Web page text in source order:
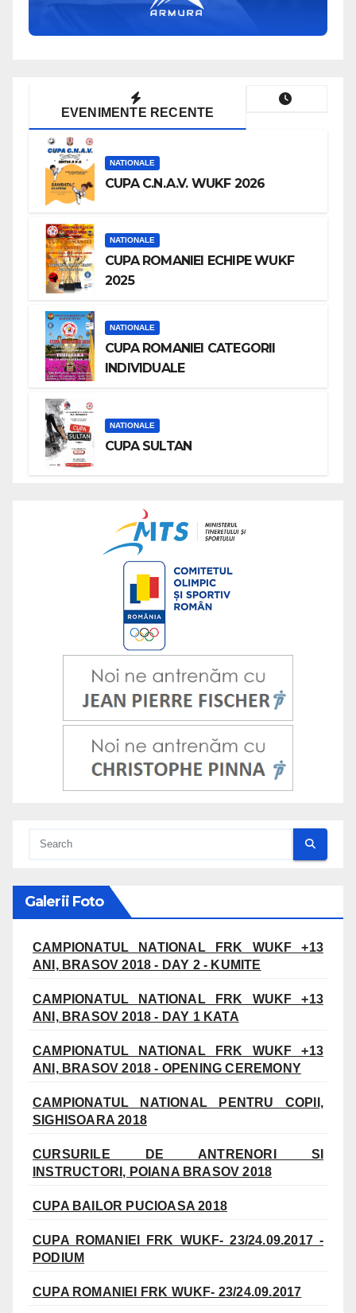
EVENIMENTE RECENTE
NATIONALE
CUPA C.N.A.V. WUKF 2026
NATIONALE
CUPA ROMANIEI ECHIPE WUKF
2025
NATIONALE
CUPA ROMANIEI CATEGORII
INDIVIDUALE
NATIONALE
CUPA SULTAN
Galerii Foto
CAMPIONATUL NATIONAL FRK WUKF +13
ANI, BRASOV 2018 - DAY 2 - KUMITE
CAMPIONATUL NATIONAL FRK WUKF +13
ANI, BRASOV 2018 - DAY 1 KATA
CAMPIONATUL NATIONAL FRK WUKF +13
ANI, BRASOV 2018 - OPENING CEREMONY
CAMPIONATUL NATIONAL PENTRU COPII,
SIGHISOARA 2018
CURSURILE DE ANTRENORI SI
INSTRUCTORI, POIANA BRASOV 2018
CUPA BAILOR PUCIOASA 2018
CUPA ROMANIEI FRK WUKF- 23/24.09.2017 -
PODIUM
CUPA ROMANIEI FRK WUKF- 23/24.09.2017